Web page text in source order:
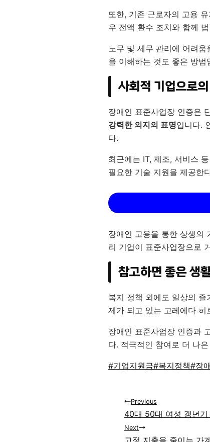
또한, 기존 근로자의 고용
우 전액 환수 조치와 함께
노무 및 세무 관리에 어려
을 이해하는 것도 좋은 방법
사회적 기업으로
장애인 표준사업장 인증은
강력한 의지의 표명입니다.
다.
최근에는 IT, 제조, 서비스
필요한 기술 지원을 제공한
장애인 고용을 통한 상생의
리 기업이 표준사업장으로
참고하면 좋은 생
복지 정책 외에도 일상의
제가 되고 있는 고레에다 히
장애인 표준사업장 인증과
다. 적극적인 참여로 더 나
Post
#기업지원금#복지정책#장
글
탐
색
Previous
40대 50대 여성 갱년
Next
고정 지출을 줄이는 가